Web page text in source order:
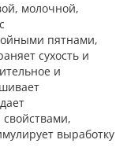
молочной,
пятнами,
сухость и
и
выработку